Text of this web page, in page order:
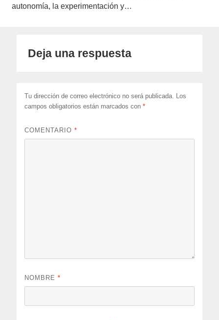
autonomía, la experimentación y…
Deja una respuesta
Tu dirección de correo electrónico no será publicada. Los
campos obligatorios están marcados con*
COMENTARIO*
NOMBRE*